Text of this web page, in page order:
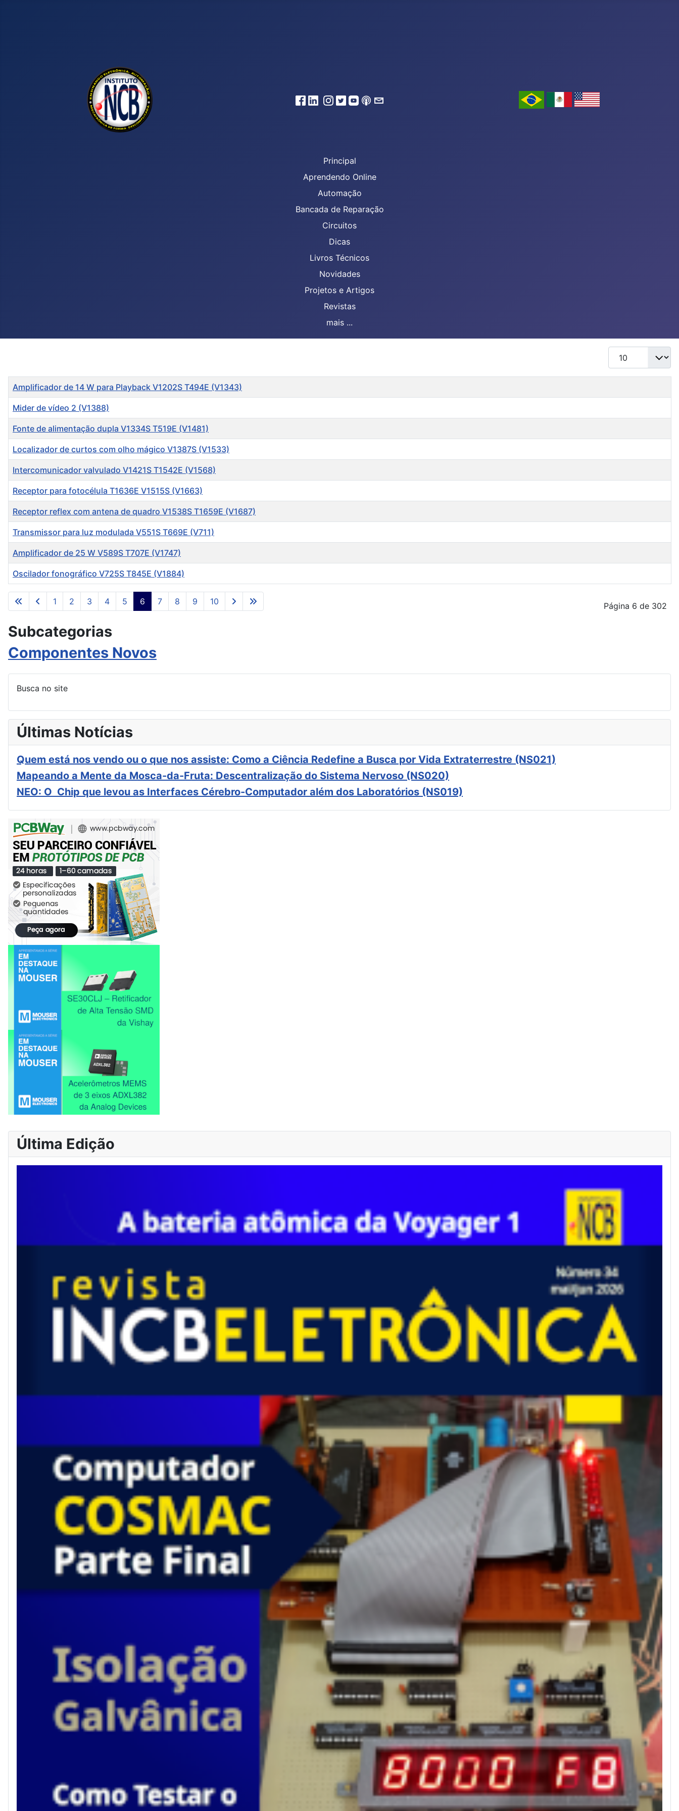
Principal
Aprendendo Online
Automação
Bancada de Reparação
Circuitos
Dicas
Livros Técnicos
Novidades
Projetos e Artigos
Revistas
mais ...
Mostrar #
Artigos
Título
Amplificador de 14 W para Playback V1202S T494E (V1343)
Mider de vídeo 2 (V1388)
Fonte de alimentação dupla V1334S T519E (V1481)
Localizador de curtos com olho mágico V1387S (V1533)
Intercomunicador valvulado V1421S T1542E (V1568)
Receptor para fotocélula T1636E V1515S (V1663)
Receptor reflex com antena de quadro V1538S T1659E (V1687)
Transmissor para luz modulada V551S T669E (V711)
Amplificador de 25 W V589S T707E (V1747)
Oscilador fonográfico V725S T845E (V1884)
Página 6 de 302
1 2 3 4 5 6 7 8 9 10
Subcategorias
Componentes Novos
Busca no site
Últimas Notícias
Quem está nos vendo ou o que nos assiste: Como a Ciência Redefine a Busca por Vida Extraterrestre (NS021)
Mapeando a Mente da Mosca-da-Fruta: Descentralização do Sistema Nervoso (NS020)
NEO: O Chip que levou as Interfaces Cérebro-Computador além dos Laboratórios (NS019)
Última Edição